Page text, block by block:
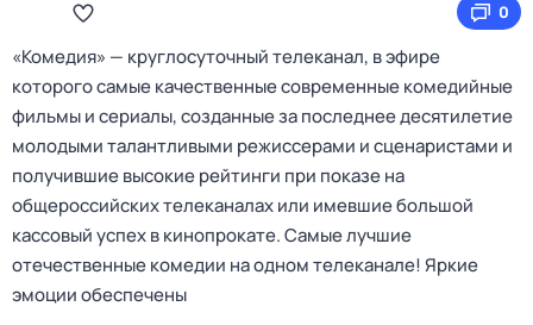
0
«Комедия» — круглосуточный телеканал, в эфире
которого самые качественные современные комедийные
фильмы и сериалы, созданные за последнее десятилетие
молодыми талантливыми режиссерами и сценаристами и
получившие высокие рейтинги при показе на
общероссийских телеканалах или имевшие большой
кассовый успех в кинопрокате. Самые лучшие
отечественные комедии на одном телеканале! Яркие
эмоции обеспечены